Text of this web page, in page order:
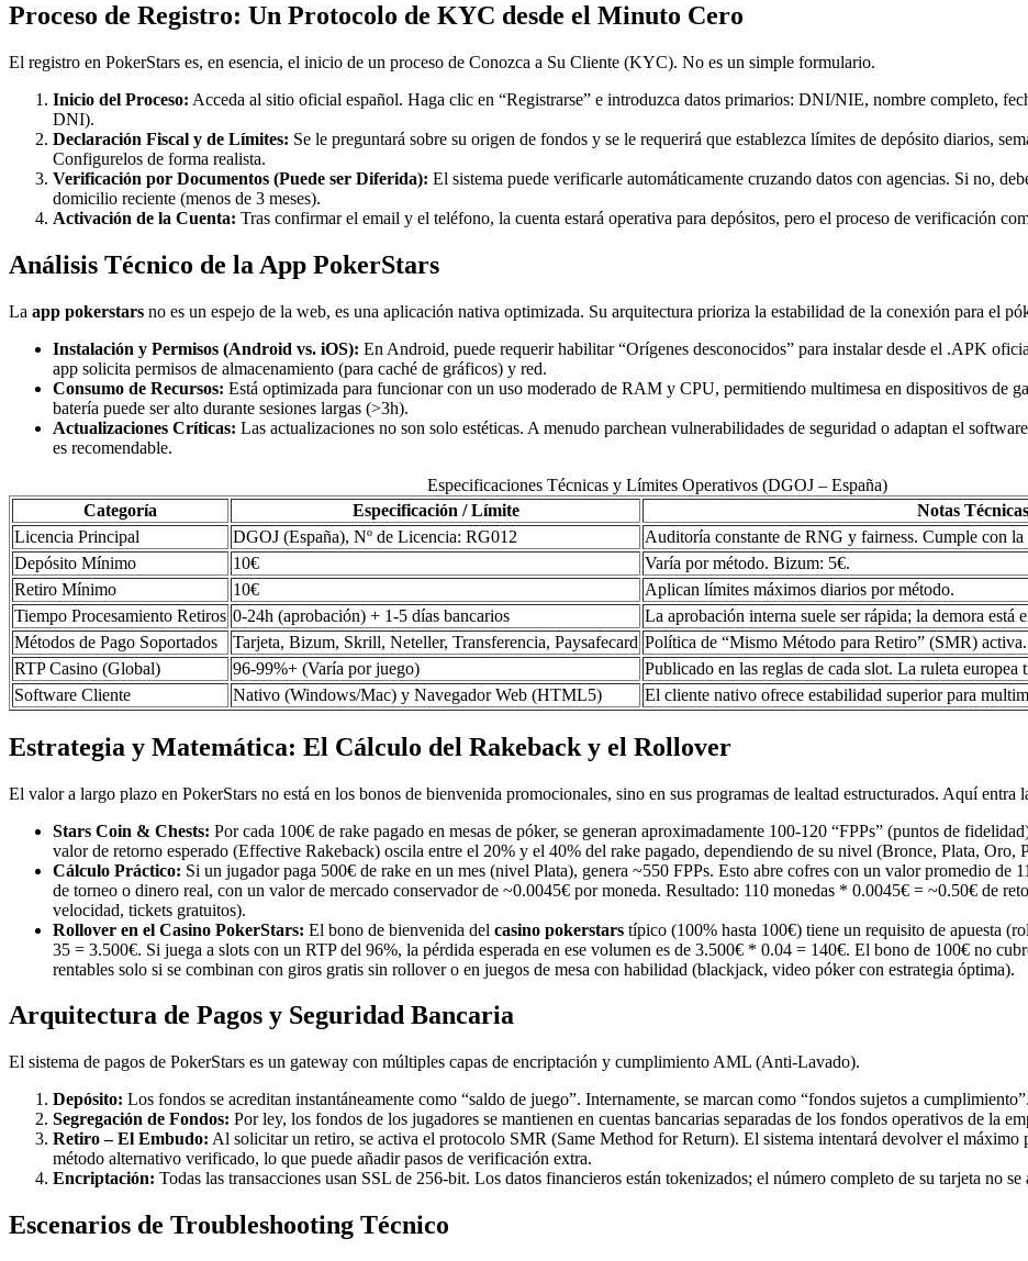
Proceso de Registro: Un Protocolo de KYC desde el Minuto Cero
El registro en PokerStars es, en esencia, el inicio de un proceso de Conozca a Su Cliente (KYC). No es un simple formulario.
Inicio del Proceso: Acceda al sitio oficial español. Haga clic en “Registrarse” e introduzca datos primarios: DNI/NIE, nombre completo,
DNI).
Declaración Fiscal y de Límites: Se le preguntará sobre su origen de fondos y se le requerirá que establezca límites de depósito diarios,
Configurelos de forma realista.
Verificación por Documentos (Puede ser Diferida): El sistema puede verificarle automáticamente cruzando datos con agencias. Si no,
domicilio reciente (menos de 3 meses).
Activación de la Cuenta: Tras confirmar el email y el teléfono, la cuenta estará operativa para depósitos, pero el proceso de verificación
Análisis Técnico de la App PokerStars
La app pokerstars no es un espejo de la web, es una aplicación nativa optimizada. Su arquitectura prioriza la estabilidad de la conexión para el
Instalación y Permisos (Android vs. iOS): En Android, puede requerir habilitar “Orígenes desconocidos” para instalar desde el .APK
app solicita permisos de almacenamiento (para caché de gráficos) y red.
Consumo de Recursos: Está optimizada para funcionar con un uso moderado de RAM y CPU, permitiendo multimesa en dispositivos de
batería puede ser alto durante sesiones largas (>3h).
Actualizaciones Críticas: Las actualizaciones no son solo estéticas. A menudo parchean vulnerabilidades de seguridad o adaptan el
es recomendable.
Especificaciones Técnicas y Límites Operativos (DGOJ – España)
Categoría
Especificación / Límite
Notas Técnicas
Licencia Principal
DGOJ (España), Nº de Licencia: RG012
Auditoría constante de RNG y fairness. Cumple con la
Depósito Mínimo
10€
Varía por método. Bizum: 5€.
Retiro Mínimo
10€
Aplican límites máximos diarios por método.
Tiempo Procesamiento Retiros 0-24h (aprobación) + 1-5 días bancarios
La aprobación interna suele ser rápida; la demora está
Métodos de Pago Soportados
Tarjeta, Bizum, Skrill, Neteller, Transferencia, Paysafecard Política de “Mismo Método para Retiro” (SMR)
RTP Casino (Global)
96-99%+ (Varía por juego)
Publicado en las reglas de cada slot. La ruleta europea
Software Cliente
Nativo (Windows/Mac) y Navegador Web (HTML5) El cliente nativo ofrece estabilidad superior para
Estrategia y Matemática: El Cálculo del Rakeback y el Rollover
El valor a largo plazo en PokerStars no está en los bonos de bienvenida promocionales, sino en sus programas de lealtad estructurados. Aquí entra
Stars Coin & Chests: Por cada 100€ de rake pagado en mesas de póker, se generan aproximadamente 100-120 “FPPs” (puntos de
valor de retorno esperado (Effective Rakeback) oscila entre el 20% y el 40% del rake pagado, dependiendo de su nivel (Bronce, Plata, Oro,
Cálculo Práctico: Si un jugador paga 500€ de rake en un mes (nivel Plata), genera ~550 FPPs. Esto abre cofres con un valor promedio de
de torneo o dinero real, con un valor de mercado conservador de ~0.0045€ por moneda. Resultado: 110 monedas * 0.0045€ = ~0.50€ de
velocidad, tickets gratuitos).
Rollover en el Casino PokerStars: El bono de bienvenida del casino pokerstars típico (100% hasta 100€) tiene un requisito de apuesta
35 = 3.500€. Si juega a slots con un RTP del 96%, la pérdida esperada en ese volumen es de 3.500€ * 0.04 = 140€. El bono de 100€ no
rentables solo si se combinan con giros gratis sin rollover o en juegos de mesa con habilidad (blackjack, video póker con estrategia óptima).
Arquitectura de Pagos y Seguridad Bancaria
El sistema de pagos de PokerStars es un gateway con múltiples capas de encriptación y cumplimiento AML (Anti-Lavado).
Depósito: Los fondos se acreditan instantáneamente como “saldo de juego”. Internamente, se marcan como “fondos sujetos a cumplimiento”.
Segregación de Fondos: Por ley, los fondos de los jugadores se mantienen en cuentas bancarias separadas de los fondos operativos de la
Retiro – El Embudo: Al solicitar un retiro, se activa el protocolo SMR (Same Method for Return). El sistema intentará devolver el
método alternativo verificado, lo que puede añadir pasos de verificación extra.
Encriptación: Todas las transacciones usan SSL de 256-bit. Los datos financieros están tokenizados; el número completo de su tarjeta no se
Escenarios de Troubleshooting Técnico